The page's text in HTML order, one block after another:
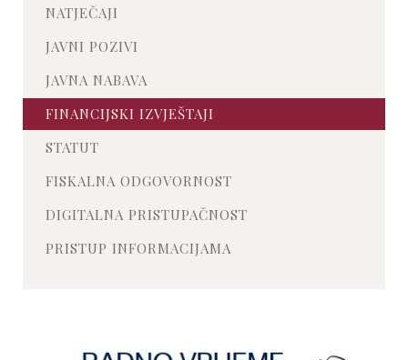
NATJEČAJI
JAVNI POZIVI
JAVNA NABAVA
FINANCIJSKI IZVJEŠTAJI
STATUT
FISKALNA ODGOVORNOST
DIGITALNA PRISTUPAČNOST
PRISTUP INFORMACIJAMA